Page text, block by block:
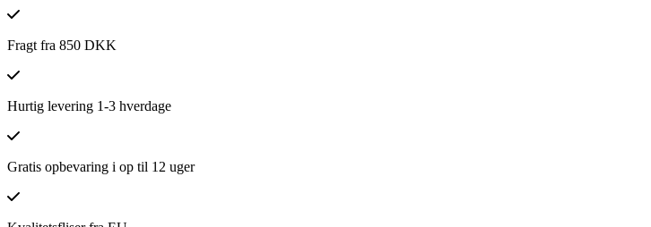
Fragt fra 850 DKK
Hurtig levering 1-3 hverdage
Gratis opbevaring i op til 12 uger